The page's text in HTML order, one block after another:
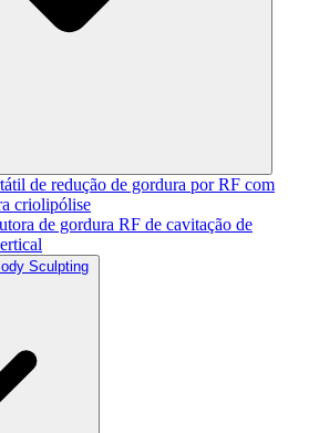
de redução de gordura por RF com
criolipólise
de gordura RF de cavitação de
Sculpting